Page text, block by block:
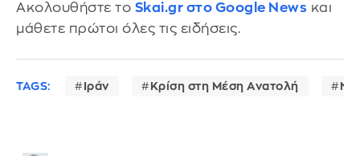
Ακολουθήστε το Skai.gr στο Google News και
μάθετε πρώτοι όλες τις ειδήσεις.
TAGS: Ιράν Κρίση στη Μέση Ανατολή